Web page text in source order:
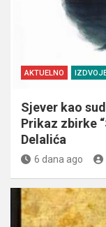
AKTUELNO
Sjever kao
Prikaz zbirke
Delalića
6 dana ago